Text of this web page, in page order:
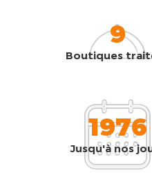
9
Boutiques
1976
Jusqu'à nos